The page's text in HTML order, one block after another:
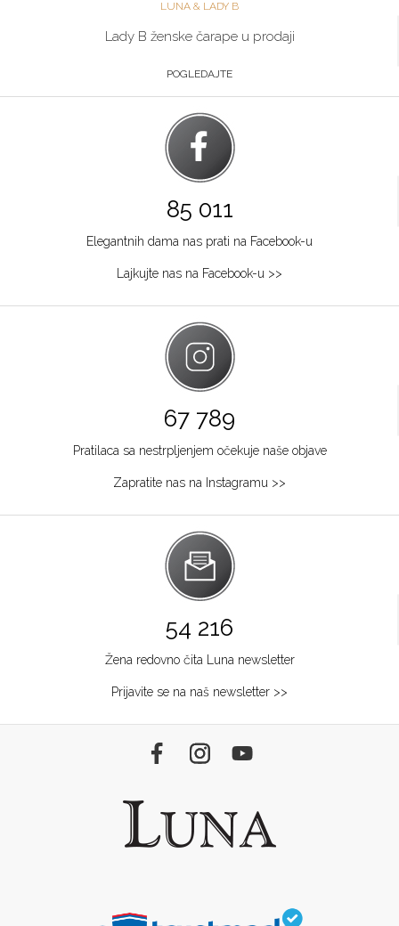
LUNA & LADY B
Lady B ženske čarape u prodaji
POGLEDAJTE
85 011
Elegantnih dama nas prati na Facebook-u
Lajkujte nas na Facebook-u >>
67 789
Pratilaca sa nestrpljenjem očekuje naše objave
Zapratite nas na Instagramu >>
54 216
Žena redovno čita Luna newsletter
Prijavite se na naš newsletter >>